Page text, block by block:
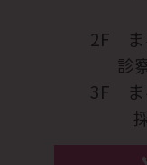
2F ま
診
3F ま